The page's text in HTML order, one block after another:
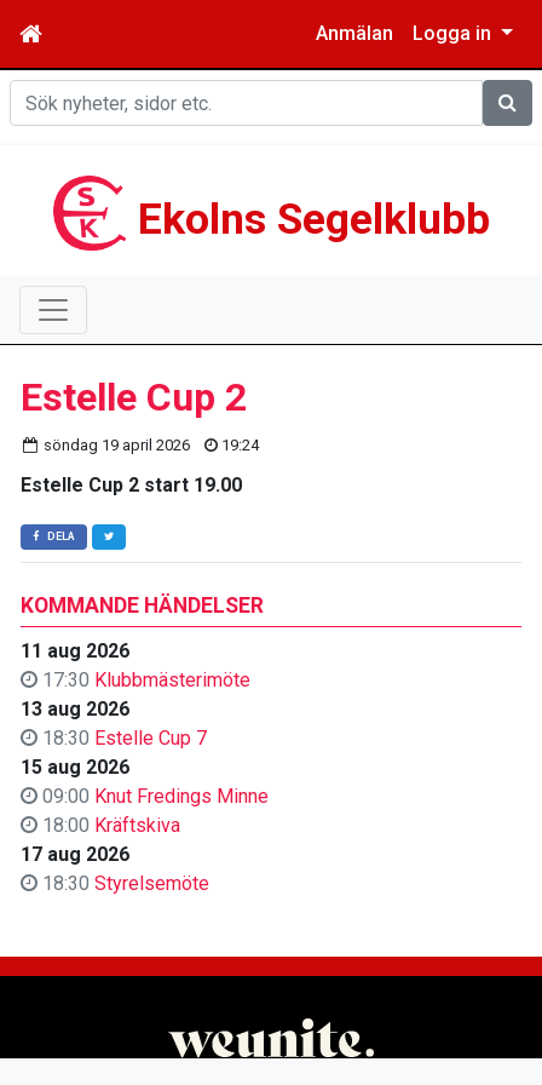
Anmälan Logga in
Sök
Ekolns Segelklubb
KOMMANDE HÄNDELSER
11 aug 2026
17:30 Klubbmästerimöte
13 aug 2026
18:30 Estelle Cup 7
15 aug 2026
09:00 Knut Fredings Minne
18:00 Kräftskiva
17 aug 2026
18:30 Styrelsemöte
Estelle Cup 2
söndag 19 april 2026 19:24
Estelle Cup 2 start 19.00
DELA